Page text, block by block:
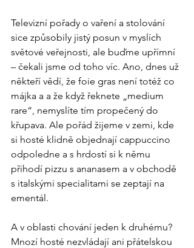
Televizní pořady o vaření a stolování
sice způsobily jistý posun v myslích
světové veřejnosti, ale buďme upřímní
– čekali jsme od toho víc. Ano, dnes už
někteří vědí, že foie gras není totéž co
májka a a že když řeknete „medium
rare“, nemyslíte tím propečený do
křupava. Ale pořád žijeme v zemi, kde
si hosté klidně objednají cappuccino
odpoledne a s hrdostí si k němu
přihodí pizzu s ananasem a v obchodě
s italskými specialitami se zeptají na
ementál.
A v oblasti chování jeden k druhému?
Mnozí hosté nezvládají ani přátelskou